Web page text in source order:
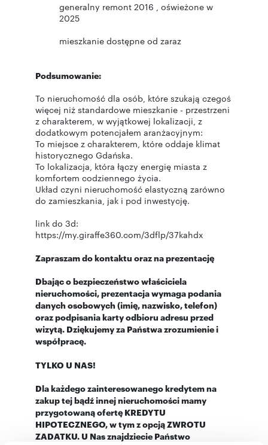
generalny remont 2016 , oświeżone w
2025
mieszkanie dostępne od zaraz
Podsumowanie:
To nieruchomość dla osób, które szukają czegoś
więcej niż standardowe mieszkanie - przestrzeni
z charakterem, w wyjątkowej lokalizacji, z
dodatkowym potencjałem aranżacyjnym:
To miejsce z charakterem, które oddaje klimat
historycznego Gdańska.
To lokalizacja, która łączy energię miasta z
komfortem codziennego życia.
Układ czyni nieruchomość elastyczną zarówno
do zamieszkania, jak i pod inwestycję.
link do 3d:
https://my.giraffe360.com/3dflp/37kahdx
Zapraszam do kontaktu oraz na prezentację
Dbając o bezpieczeństwo właściciela
nieruchomości, prezentacja wymaga podania
danych osobowych (imię, nazwisko, telefon)
oraz podpisania karty odbioru adresu przed
wizytą. Dziękujemy za Państwa zrozumienie i
współpracę.
TYLKO U NAS!
Dla każdego zainteresowanego kredytem na
zakup tej bądź innej nieruchomości mamy
przygotowaną ofertę KREDYTU
HIPOTECZNEGO, w tym z opcją ZWROTU
ZADATKU. U Nas znajdziecie Państwo